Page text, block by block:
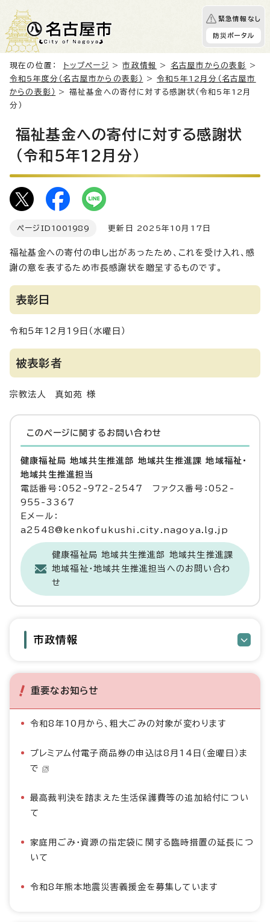
緊急情報なし
防災ポータル
現在の位置： トップページ >市政情報 > 名古屋市からの表彰
>
令和5年度分（名古屋市からの表彰）
>令和5年12月分（名古屋市
からの表彰）
> 福祉基金への寄付に対する感謝状（令和5年12月
分）
福祉基金への寄付に対する感謝状
（令和5年12月分）
ページID 1001989 更新日 2025年10月17日
福祉基金への寄付の申し出があったため、これを受け入れ、感
謝の意を表するため市長感謝状を贈呈するものです。
表彰日
令和5年12月19日（水曜日）
被表彰者
宗教法人 真如苑 様
このページに関する お問い合わせ
健康福祉局 地域共生推進部 地域共生推進課 地域福祉・
地域共生推進担当
電話番号：052-972-2547 ファクス番号：052-
955-3367
Eメール：
a2548@kenkofukushi.city.nagoya.lg.jp
健康福祉局 地域共生推進部 地域共生推進課
地域福祉・地域共生推進担当へのお問い合わ
せ
市政情報
重要なお知らせ
令和8年10月から、粗大ごみの対象が変わります
プレミアム付電子商品券の申込は8月14日（金曜日）ま
で
最高裁判決を踏まえた生活保護費等の追加給付につい
て
家庭用ごみ・資源の指定袋に関する臨時措置の延長につ
いて
令和8年熊本地震災害義援金を募集しています